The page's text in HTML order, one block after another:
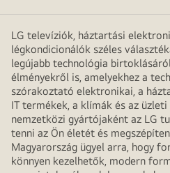
LG televíziók, háztartási
légkondicionálók széles
legújabb technológia
élményekről is, amelyekhez a
szórakoztató elektronikai, a
IT termékek, a klímák és az
nemzetközi gyártójaként az LG
tenni az Ön életét és
Magyarország ügyel arra, hogy
könnyen kezelhetők, modern